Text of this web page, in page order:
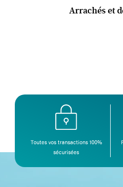
Arrachés et
Toutes vos transactions 100%
sécurisées